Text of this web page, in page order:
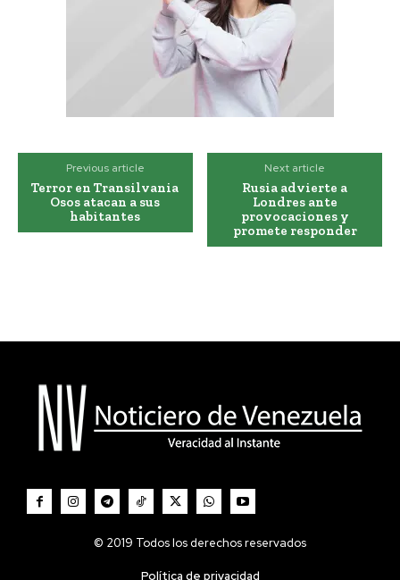
Previous article
Terror en Transilvania
Osos atacan a sus
habitantes
Next article
Rusia advierte a
Londres ante
provocaciones y
promete responder
© 2019 Todos los derechos reservados
Política de privacidad